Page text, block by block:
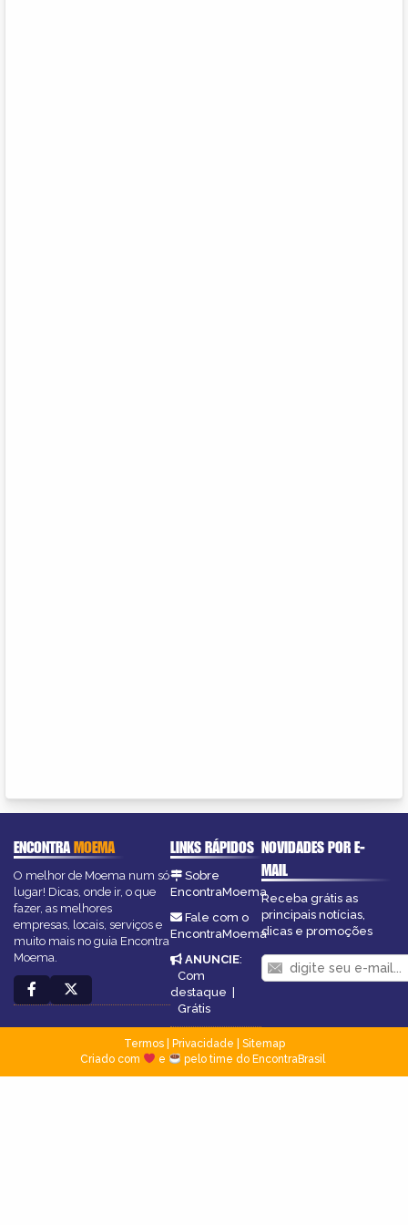
ENCONTRAMOEMA
O melhor de Moema num só
lugar! Dicas, onde ir, o que
fazer, as melhores
empresas, locais, serviços e
muito mais no guia Encontra
Moema.
LINKS RÁPIDOS
Sobre
EncontraMoema
Fale com o
EncontraMoema
ANUNCIE:
Com
destaque |
Grátis
NOVIDADES POR E-
MAIL
Receba grátis as
principais notícias,
dicas e promoções
Termos| Privacidade
Sitemap
Criado com
e pelo time do EncontraBrasil